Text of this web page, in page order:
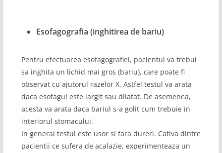
Esofagografia (inghitirea de bariu)
Pentru efectuarea esofagografiei, pacientul va trebui
sa inghita un lichid mai gros (bariu), care poate fi
observat cu ajutorul razelor X. Astfel testul va arata
daca esofagul este largit sau dilatat. De asemenea,
acesta va arata daca bariul s-a golit cum trebuie in
interiorul stomacului.
In general testul este usor si fara dureri. Cativa dintre
pacientii ce sufera de acalazie, experimenteaza un